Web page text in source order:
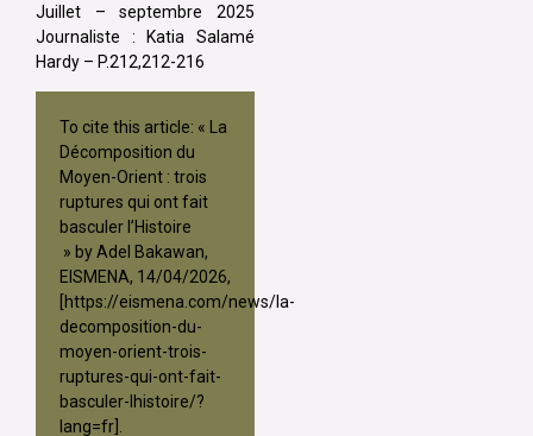
Juillet – septembre 2025
Journaliste : Katia Salamé
Hardy – P.212,212-216
To cite this article: « La
Décomposition du
Moyen-Orient : trois
ruptures qui ont fait
basculer l’Histoire
» by Adel Bakawan,
EISMENA, 14/04/2026,
https://eismena.com/news/la-
decomposition-du-
moyen-orient-trois-
ruptures-qui-ont-fait-
basculer-lhistoire/?
lang=fr